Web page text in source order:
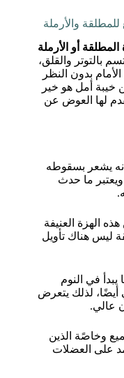
والأرملة
أو الأرملة
بالتوتر والقلق،
بدون النظر
خيبة أمل هو خير
لها العوض عن
أنه يشعر بسقوطه
ما حدث
الهزة العنيفة
ليس هناك تأويل
في النوم
لذلك يتعرض
عالي.
وخاصًة الذين
على العضلات